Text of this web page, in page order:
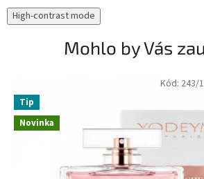
High-contrast mode
Mohlo by Vás
Novinka
Tip
Kód: 243/